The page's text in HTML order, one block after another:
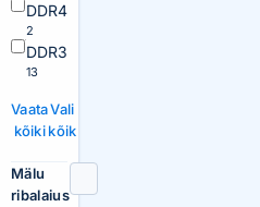
DDR4
2
DDR3
13
Vaata
kõiki
Vali
kõik
Mälu
ribalaius